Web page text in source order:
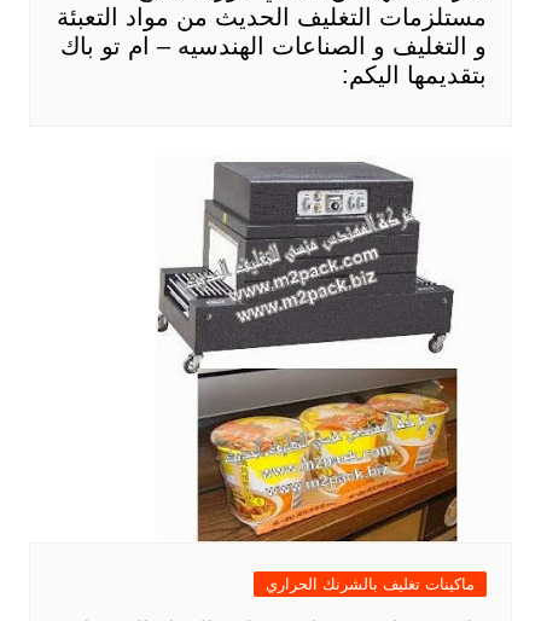
مستلزمات التغليف الحديث من مواد التعبئة
و التغليف و الصناعات الهندسيه – ام تو باك
بتقديمها اليكم:
ماكينات تغليف بالشرنك الحراري